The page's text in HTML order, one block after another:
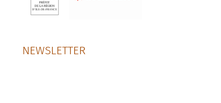
NEWSLETTER